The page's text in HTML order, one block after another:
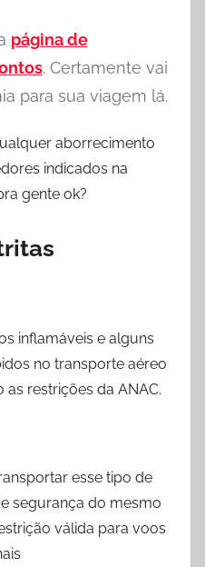
página de
. Certamente vai
para sua viagem lá.
aborrecimento
indicados na
gente ok?
inflamáveis e alguns
no transporte aéreo
restrições da ANAC.
esse tipo de
segurança do mesmo
válida para voos